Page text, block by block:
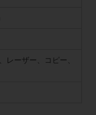
レーザー、コピー、